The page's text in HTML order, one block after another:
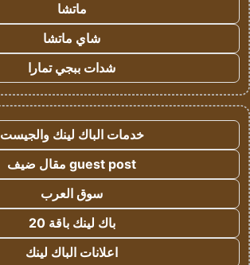
ماتشا
شاي ماتشا
شدات ببجي تمارا
خدمات الباك لينك والجيست
guest post مقال ضيف
سوق العرب
باك لينك باقة 20
اعلانات الباك لينك